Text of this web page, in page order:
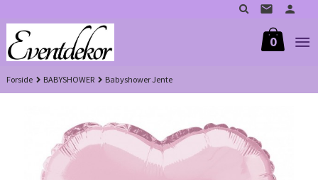
til
innholdet
0
Forside BABYSHOWER Babyshower Jente